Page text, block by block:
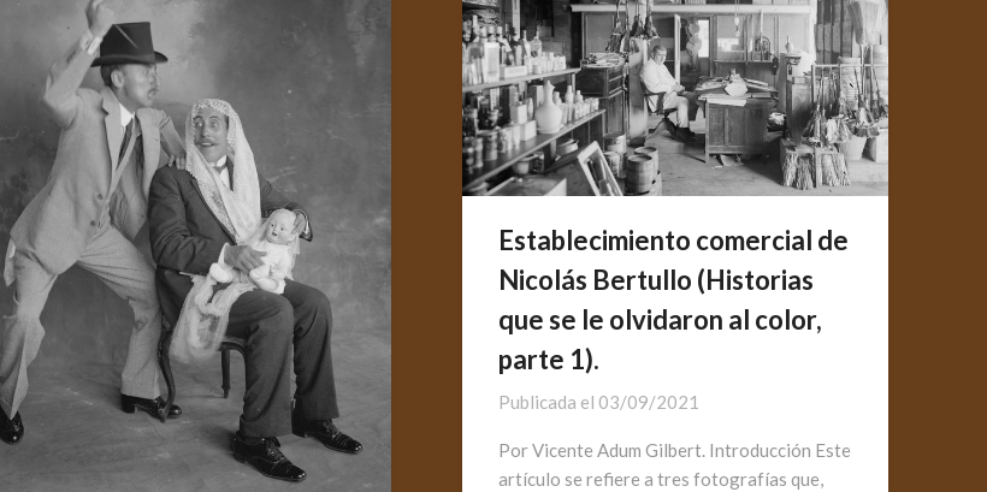
Establecimiento comercial de
Nicolás Bertullo (Historias
que se le olvidaron al color,
parte 1).
Publicada el 03/09/2021
Por Vicente Adum Gilbert. Introducción Este
artículo se refiere a tres fotografías que,